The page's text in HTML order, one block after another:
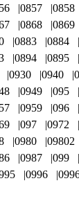
0857 0858
0868 0869
0883 0884
0894 0895
0930 0940
0949 095
0959 096
097 0972
0980 09802
0987 099
0996